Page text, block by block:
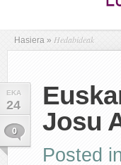
Hasiera » Hedabideak
EKA
24
0
Josu
Posted